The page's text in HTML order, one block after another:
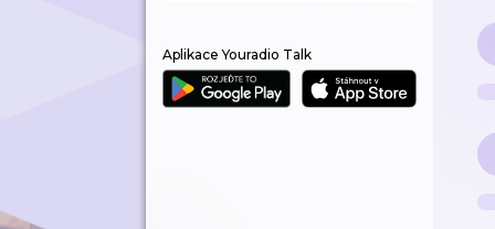
Aplikace Youradio Talk